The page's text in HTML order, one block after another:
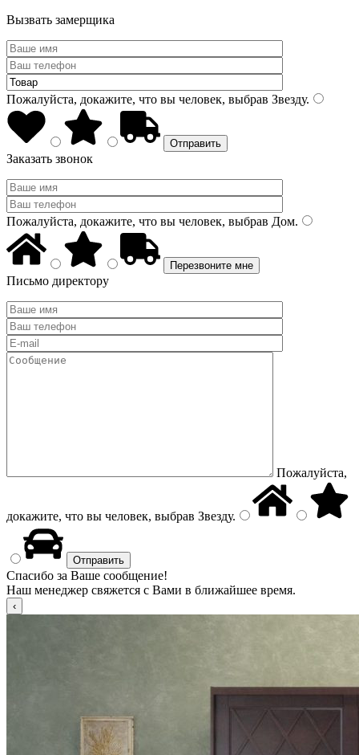
Вызвать замерщика
Пожалуйста, докажите, что вы человек, выбрав Звезду.
Заказать звонок
Пожалуйста, докажите, что вы человек, выбрав Дом.
Письмо директору
Пожалуйста,
докажите, что вы человек, выбрав Звезду.
Спасибо за Ваше сообщение!
Наш менеджер свяжется с Вами в ближайшее время.